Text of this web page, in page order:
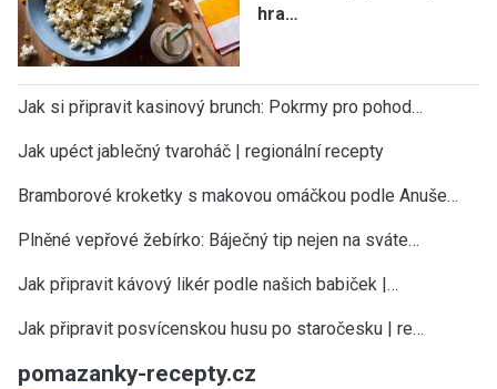
hra…
Jak si připravit kasinový brunch: Pokrmy pro pohod…
Jak upéct jablečný tvaroháč | regionální recepty
Bramborové kroketky s makovou omáčkou podle Anuše…
Plněné vepřové žebírko: Báječný tip nejen na sváte…
Jak připravit kávový likér podle našich babiček |…
Jak připravit posvícenskou husu po staročesku | re…
pomazanky-recepty.cz